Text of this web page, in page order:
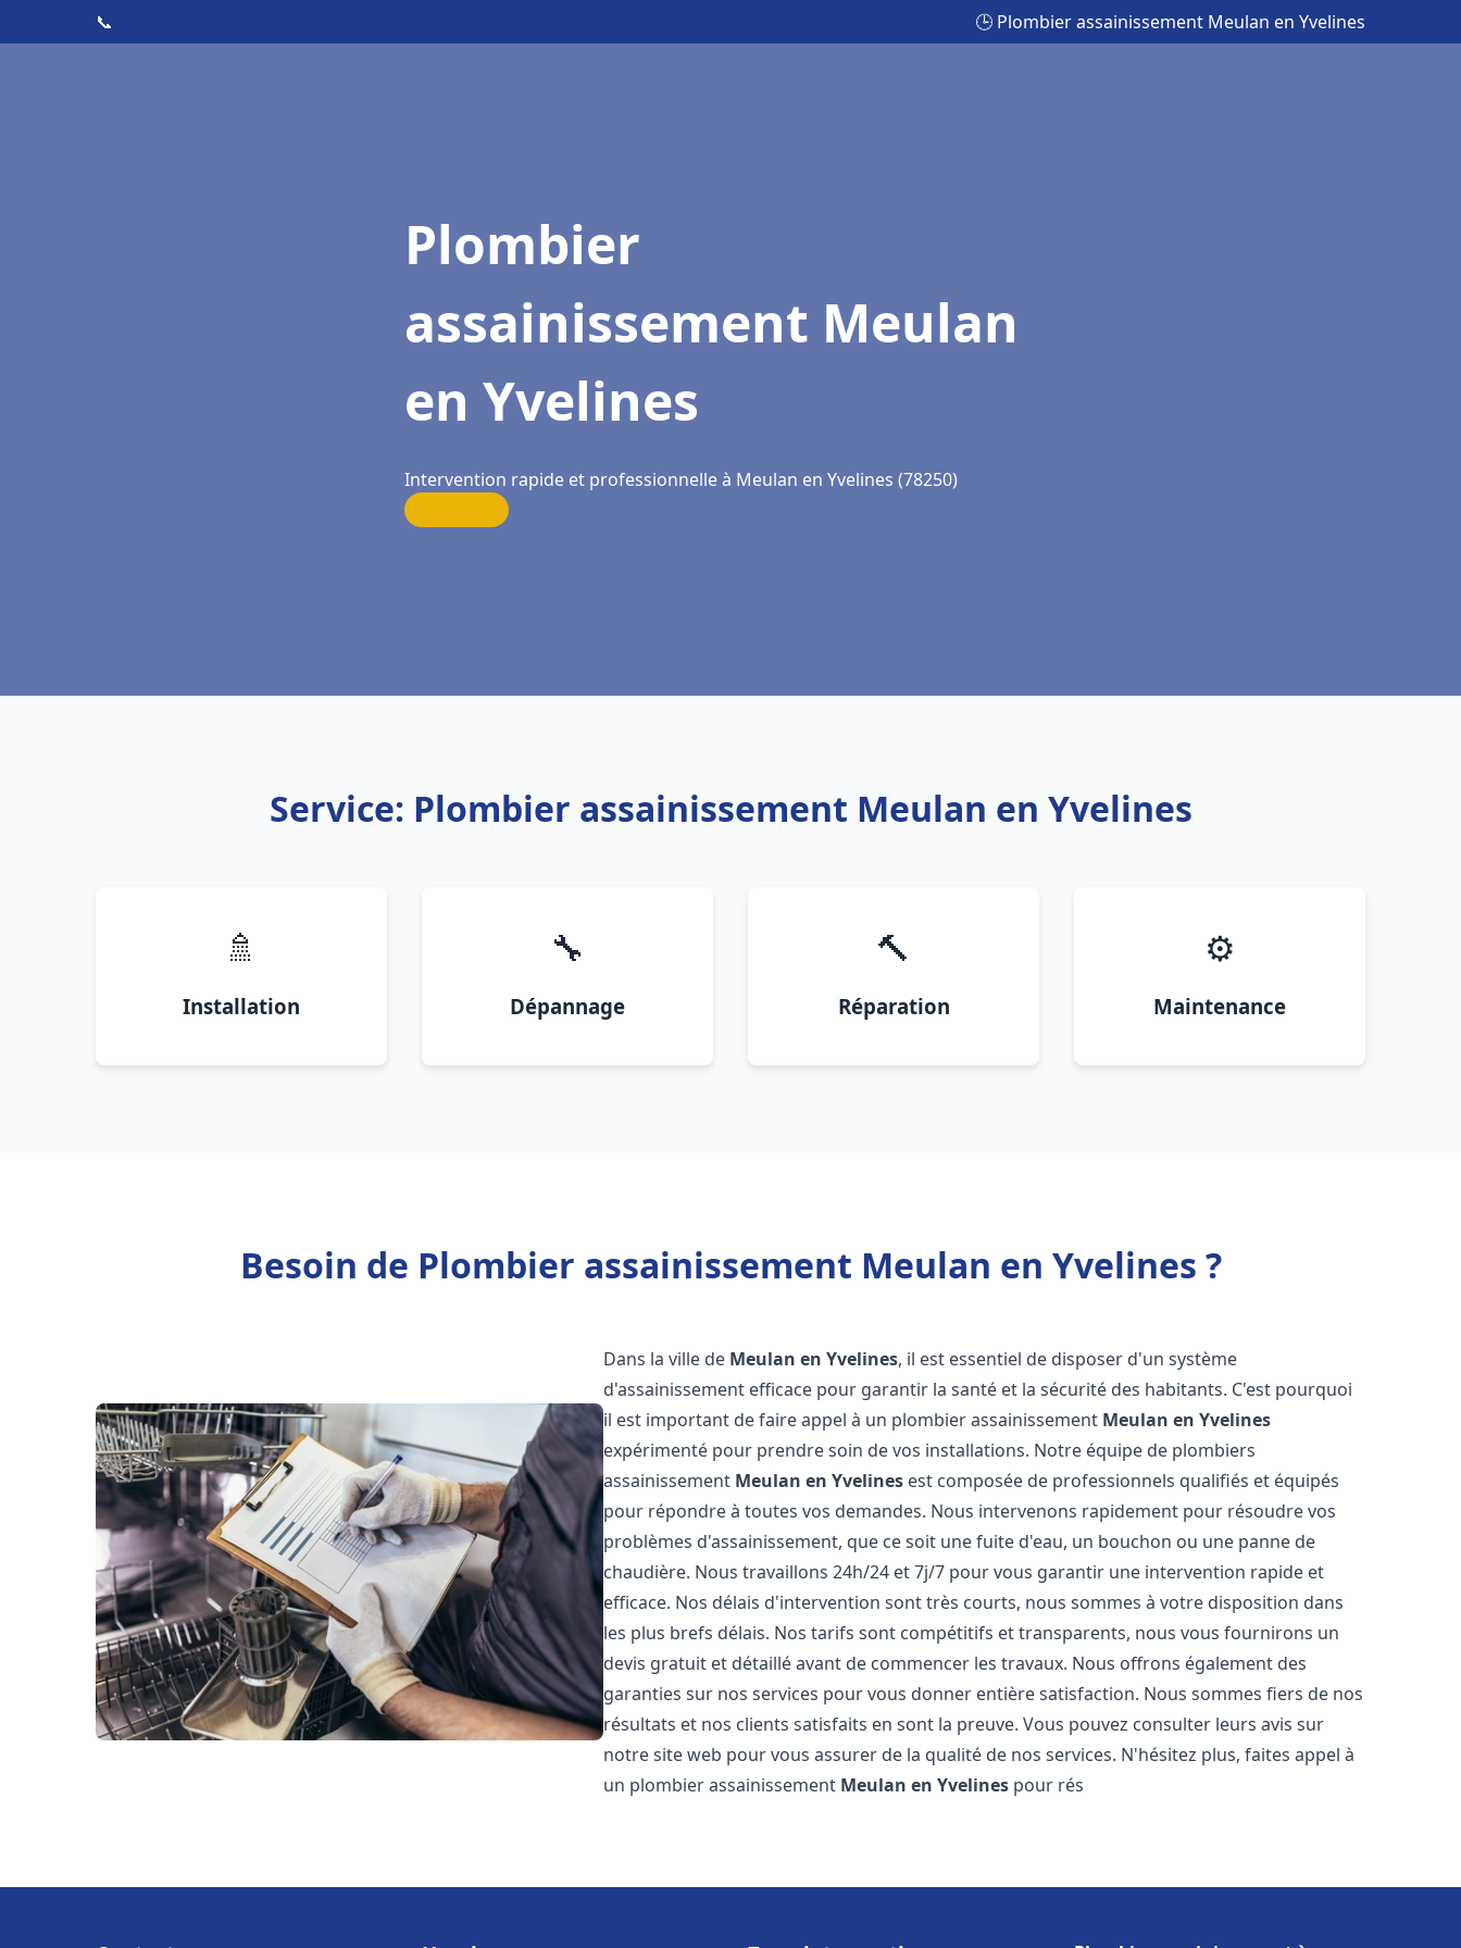
📞 🕒 Plombier assainissement Meulan en Yvelines
Plombier
assainissement Meulan
en Yvelines
Intervention rapide et professionnelle à Meulan en Yvelines (78250)
Service: Plombier assainissement Meulan en Yvelines
🚿
Installation
🔧
Dépannage
🔨
Réparation
⚙️
Maintenance
Besoin de Plombier assainissement Meulan en Yvelines ?
Dans la ville de Meulan en Yvelines, il est essentiel de disposer d'un système
d'assainissement efficace pour garantir la santé et la sécurité des habitants. C'est pourquoi
il est important de faire appel à un plombier assainissement Meulan en Yvelines
expérimenté pour prendre soin de vos installations. Notre équipe de plombiers
assainissement Meulan en Yvelines est composée de professionnels qualifiés et équipés
pour répondre à toutes vos demandes. Nous intervenons rapidement pour résoudre vos
problèmes d'assainissement, que ce soit une fuite d'eau, un bouchon ou une panne de
chaudière. Nous travaillons 24h/24 et 7j/7 pour vous garantir une intervention rapide et
efficace. Nos délais d'intervention sont très courts, nous sommes à votre disposition dans
les plus brefs délais. Nos tarifs sont compétitifs et transparents, nous vous fournirons un
devis gratuit et détaillé avant de commencer les travaux. Nous offrons également des
garanties sur nos services pour vous donner entière satisfaction. Nous sommes fiers de nos
résultats et nos clients satisfaits en sont la preuve. Vous pouvez consulter leurs avis sur
notre site web pour vous assurer de la qualité de nos services. N'hésitez plus, faites appel à
un plombier assainissement Meulan en Yvelines pour rés